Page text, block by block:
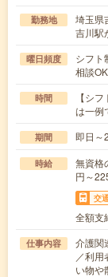
勤務地
埼玉県
吉川駅
曜日頻度
シフト
相談OK
時間
【シ
は一
期間 即日～
時給
無資格
円～
交
全額支
仕事内容
介護関
／利
い物や